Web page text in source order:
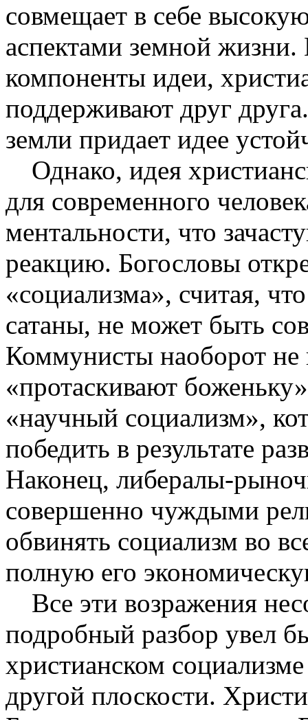
совмещает в себе
аспектами земной жизни.
компоненты идеи,
поддерживают друг
земли придает идее
Однако, идея
для современного
ментальности, что
реакцию. Богословы
«социализма», считая,
сатаны, не может быть
Коммунисты наоборот не
«протаскивают
«научный социализм»,
победить в результате
Наконец, либералы-
совершенно чуждыми
обвинять социализм во
полную его
Все эти возражения
подробный разбор увел
христианском
другой плоскости.